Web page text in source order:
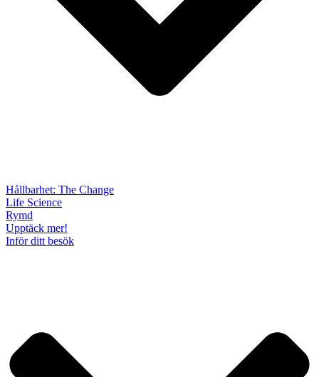
Hållbarhet: The Change
Life Science
Rymd
Upptäck mer!
Inför ditt besök